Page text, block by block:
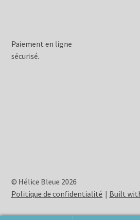
Paiement en ligne
sécurisé.
© Hélice Bleue 2026
Politique de confidentialité
Built